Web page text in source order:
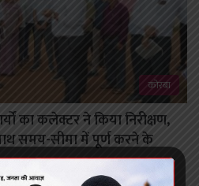
कोरबा
का कलेक्टर ने किया निरीक्षण,
समय-सीमा में पूर्ण करने के